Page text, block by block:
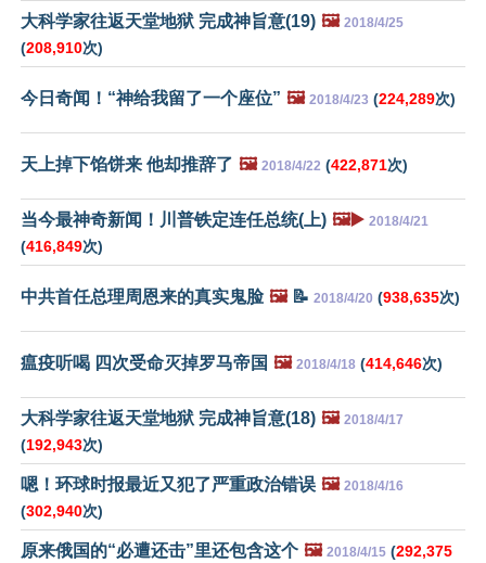
大科学家往返天堂地狱 完成神旨意(19) 🖼️ 2018/4/25
(208,910次)
今日奇闻！“神给我留了一个座位” 🖼️ 2018/4/23 (224,289次)
天上掉下馅饼来 他却推辞了 🖼️ 2018/4/22 (422,871次)
当今最神奇新闻！川普铁定连任总统(上) 🖼️▶️ 2018/4/21
(416,849次)
中共首任总理周恩来的真实鬼脸 🖼️📝 2018/4/20 (938,635次)
瘟疫听喝 四次受命灭掉罗马帝国 🖼️ 2018/4/18 (414,646次)
大科学家往返天堂地狱 完成神旨意(18) 🖼️ 2018/4/17
(192,943次)
嗯！环球时报最近又犯了严重政治错误 🖼️ 2018/4/16
(302,940次)
原来俄国的“必遭还击”里还包含这个 🖼️ 2018/4/15 (292,375